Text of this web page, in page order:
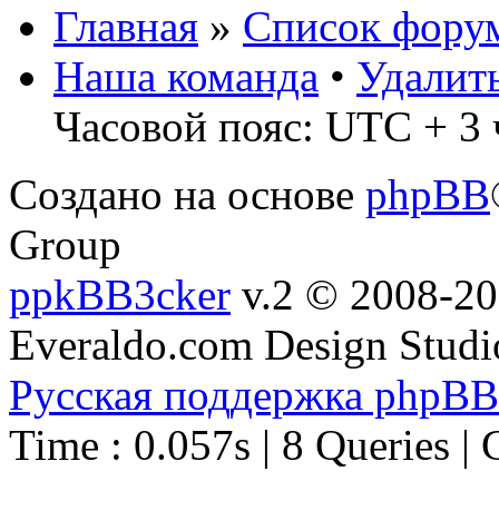
Главная » Список
Наша команда •
Часовой пояс: UTC + 3
Создано на основе phpBB
Group
ppkBB3cker v.2 © 2008-
Everaldo.com Design
Русская поддержка phpBB
Time : 0.057s | 8 Queries |